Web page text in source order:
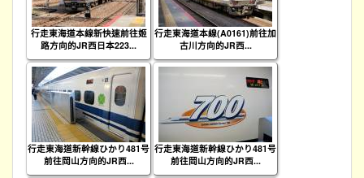
行走東海道本線新快速前往姬
路方向的JR西日本223...
行走東海道本線(A0161)前往加
古川方向的JR西...
行走東海道新幹線ひかり481号
前往岡山方向的JR西...
行走東海道新幹線ひかり481号
前往岡山方向的JR西...